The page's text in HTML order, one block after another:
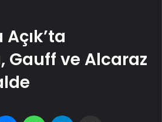
Gauff ve Alcaraz
MessengerWhatsApp